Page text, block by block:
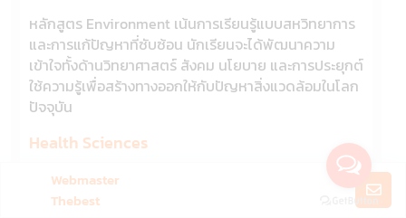
หลักสูตร Environment เน้นการเรียนรู้แบบสหวิทยาการ
และการแก้ปัญหาที่ซับซ้อน นักเรียนจะได้พัฒนาความ
เข้าใจทั้งด้านวิทยาศาสตร์ สังคม นโยบาย และการประยุกต์
ใช้ความรู้เพื่อสร้างทางออกให้กับปัญหาสิ่งแวดล้อมในโลก
ปัจจุบัน
Health Sciences
Health Sciences มีทั้งเส้นทาง BA และ BSc เหมาะสำหรับ
นักเรียนที่สนใจสุขภาพ สาธารณสุข โรคและปัจจัยที่ส่งผล
Webmaster
Thebest